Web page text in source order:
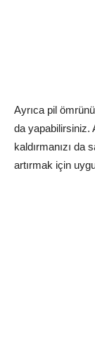
Ayrıca pil
da yapabilirsiniz.
kaldırmanızı da
artırmak için